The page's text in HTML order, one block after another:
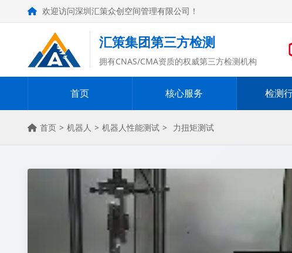
欢迎访问深圳汇策众创空间管理有限公司！
汇策集团第三方检测
拥有CNAS/CMA资质的权威第三方检测机构
首页 核心服务 检测
首页 > 机器人 > 机器人性能测试 > 力扭矩测试